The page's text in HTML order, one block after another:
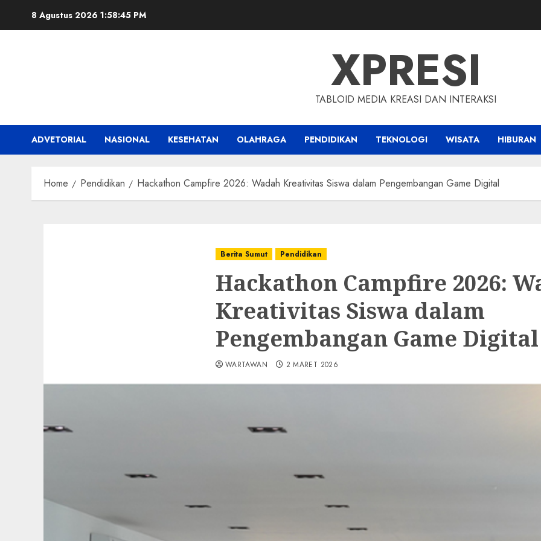
8 Agustus 2026 1:58:46 PM
XPRESI
TABLOID MEDIA KREASI DAN INTERAKSI
ADVETORIAL NASIONAL KESEHATAN OLAHRAGA PENDIDIKAN TEKNOLOGI WISATA HIBURAN
Home Pendidikan Hackathon Campfire 2026: Wadah Kreativitas Siswa dalam Pengembangan Game Digital
Berita Sumut Pendidikan
Hackathon Campfire 2026:
Kreativitas Siswa dalam
Pengembangan Game Digital
WARTAWAN 2 MARET 2026